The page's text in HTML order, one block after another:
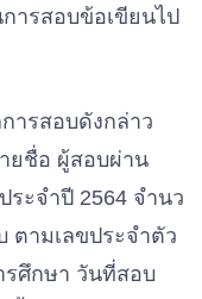
ารสอบข้อเขียนไป
ารสอบดังกล่าว
ยชื่อ ผู้สอบผ่าน
ประจําปี 2564 จํานว
ตามเลขประจําตัว
ศึกษา วันที่สอบ